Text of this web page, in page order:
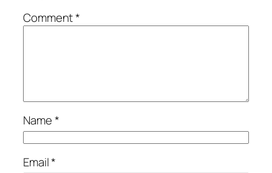
Comment*
Name*
Email*